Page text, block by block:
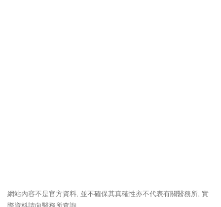
網站內容不是官方資料, 並不確保其真確性亦不代表有關醫務所, 實